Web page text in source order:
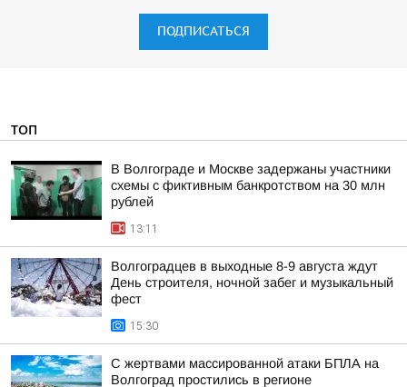
ПОДПИСАТЬСЯ
ТОП
В Волгограде и Москве задержаны участники
схемы с фиктивным банкротством на 30 млн
рублей
13:11
Волгоградцев в выходные 8-9 августа ждут
День строителя, ночной забег и музыкальный
фест
15:30
С жертвами массированной атаки БПЛА на
Волгоград простились в регионе